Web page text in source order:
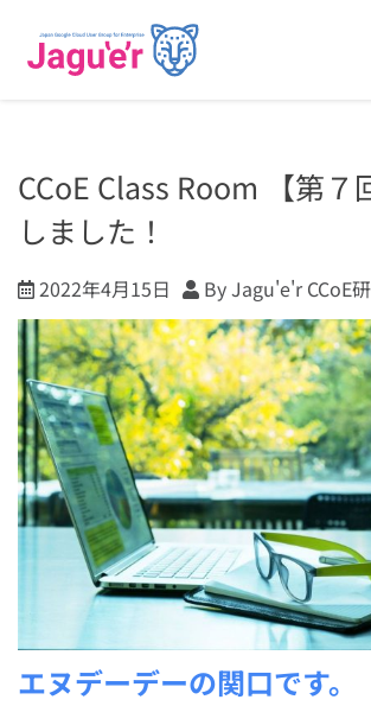
CCoE Class Room 【第７
しました！
2022年4月15日 By Jagu'e'r CCoE
エヌデーデーの関口です。